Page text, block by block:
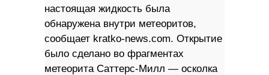
настоящая жидкость была
обнаружена внутри метеоритов,
сообщает kratko-news.com. Открытие
было сделано во фрагментах
метеорита Саттерс-Милл — осколка